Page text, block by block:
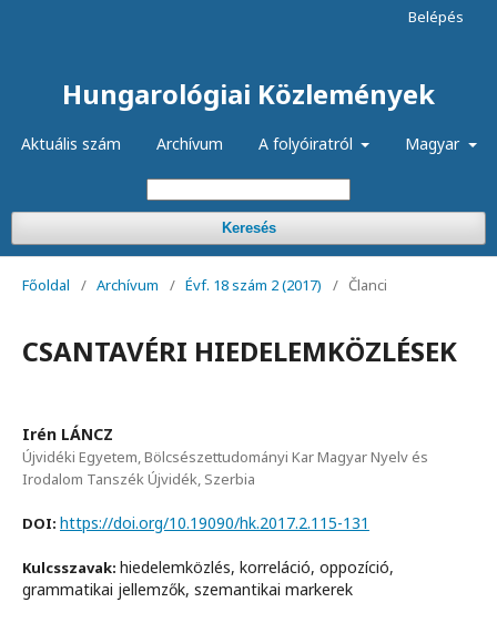
Hungarológiai Közlemények
Aktuális szám Archívum A folyóiratról Magyar
Keresés
Belépés
Főoldal / Archívum / Évf. 18 szám 2 (2017) / Članci
CSANTAVÉRI HIEDELEMKÖZLÉSEK
Irén LÁNCZ
Újvidéki Egyetem, Bölcsészettudományi Kar Magyar Nyelv és
Irodalom Tanszék Újvidék, Szerbia
DOI: https://doi.org/10.19090/hk.2017.2.115-131
Kulcsszavak: hiedelemközlés, korreláció, oppozíció,
grammatikai jellemzők, szemantikai markerek